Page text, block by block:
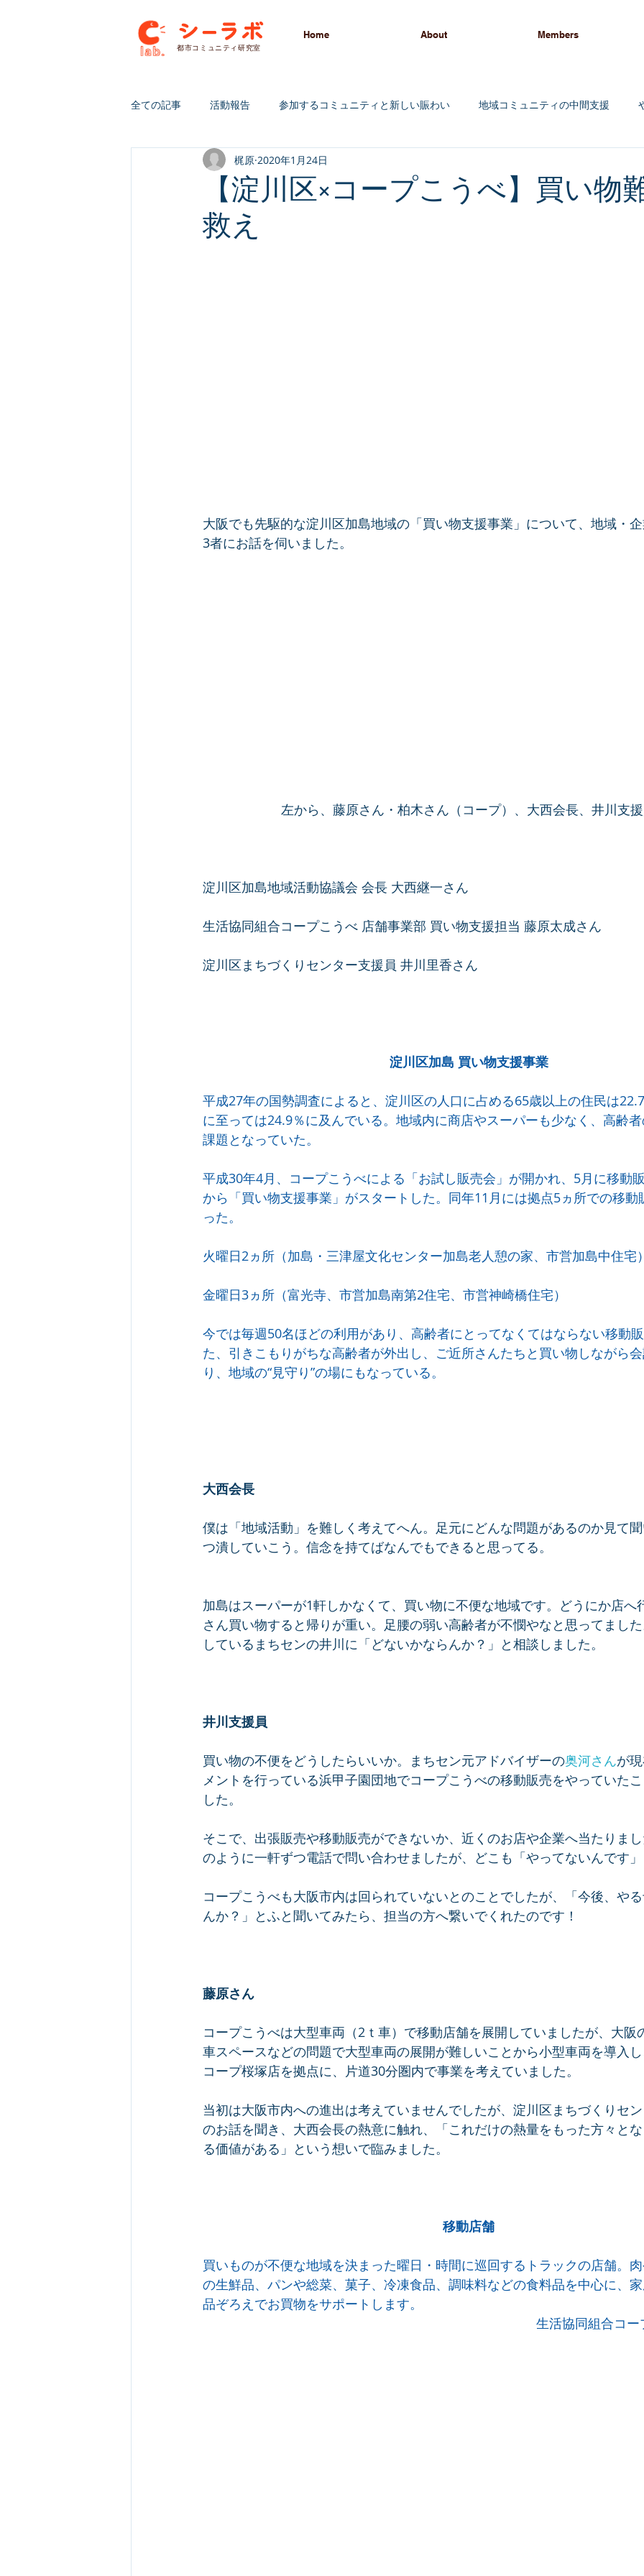
​都市コミュニティ研究室
Home About Members
全ての記事 活動報告 参加するコミュニティと新しい賑わい 地域コミュニティの中間支援
研究＆開発 クラウドファンディング
【淀川区×コープこうべ】買い物
救え
梶原 2020年1月24日
大阪でも先駆的な淀川区加島地域の「買い物支援事業」について、地域・
3者にお話を伺いました。
左から、藤原さん・柏木さん（コープ）、大西会長、井川支
淀川区加島地域活動協議会 会長 大西継一さん
生活協同組合コープこうべ 店舗事業部 買い物支援担当 藤原太成さん
淀川区まちづくりセンター支援員 井川里香さん
淀川区加島 買い物支援事業
平成27年の国勢調査によると、淀川区の人口に占める65歳以上の住民は
に至っては24.9％に及んでいる。地域内に商店やスーパーも少なく、高齢
課題となっていた。
平成30年4月、コープこうべによる「お試し販売会」が開かれ、5月に移動
から「買い物支援事業」がスタートした。同年11月には拠点5ヵ所での移動
った。
火曜日2ヵ所（加島・三津屋文化センター加島老人憩の家、市営加島中住宅
金曜日3ヵ所（富光寺、市営加島南第2住宅、市営神崎橋住宅）
今では毎週50名ほどの利用があり、高齢者にとってなくてはならない移動
た、引きこもりがちな高齢者が外出し、ご近所さんたちと買い物しながら
り、地域の“見守り”の場にもなっている。
大西会長
僕は「地域活動」を難しく考えてへん。足元にどんな問題があるのか見て
つ潰していこう。信念を持てばなんでもできると思ってる。
加島はスーパーが1軒しかなくて、買い物に不便な地域です。どうにか店へ
さん買い物すると帰りが重い。足腰の弱い高齢者が不憫やなと思ってまし
しているまちセンの井川に「どないかならんか？」と相談しました。
井川支援員
買い物の不便をどうしたらいいか。まちセン元アドバイザーの奥河さんが
メントを行っている浜甲子園団地でコープこうべの移動販売をやっていた
した。
そこで、出張販売や移動販売ができないか、近くのお店や企業へ当たりま
のように一軒ずつ電話で問い合わせましたが、どこも「やってないんです
コープこうべも大阪市内は回られていないとのことでしたが、「今後、や
んか？」とふと聞いてみたら、担当の方へ繋いでくれたのです！
藤原さん
コープこうべは大型車両（2ｔ車）で移動店舗を展開していましたが、大阪
車スペースなどの問題で大型車両の展開が難しいことから小型車両を導入
コープ桜塚店を拠点に、片道30分圏内で事業を考えていました。
当初は大阪市内への進出は考えていませんでしたが、淀川区まちづくりセ
のお話を聞き、大西会長の熱意に触れ、「これだけの熱量をもった方々と
る価値がある」という想いで臨みました。
移動店舗
買いものが不便な地域を決まった曜日・時間に巡回するトラックの店舗。
の生鮮品、パンや総菜、菓子、冷凍食品、調味料などの食料品を中心に、
品ぞろえでお買物をサポートします。
生活協同組合コー